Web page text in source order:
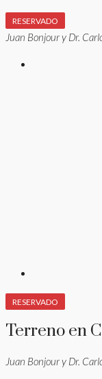
RESERVADO
Juan Bonjour y Dr.
RESERVADO
Terreno en
Juan Bonjour y Dr.